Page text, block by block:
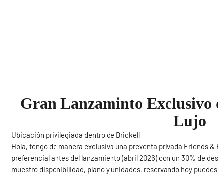
Gran Lanzaminto Exclusivo
Lujo
Ubicación privilegiada dentro de Brickell
Hola, tengo de manera exclusiva una preventa privada Friends &
preferencial antes del lanzamiento (abril 2026) con un 30% de
muestro disponibilidad, plano y unidades, reservando hoy puedes